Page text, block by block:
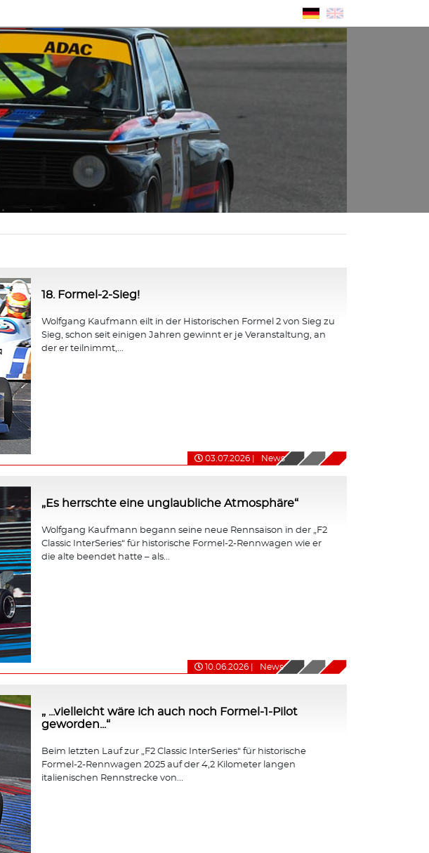
18. Formel-2-Sieg!
Wolfgang Kaufmann eilt in der Historischen Formel 2 von Sieg zu
Sieg, schon seit einigen Jahren gewinnt er je Veranstaltung, an
der er teilnimmt,...
03.07.2026 News
„Es herrschte eine unglaubliche Atmosphäre“
Wolfgang Kaufmann begann seine neue Rennsaison in der „F2
Classic InterSeries“ für historische Formel-2-Rennwagen wie er
die alte beendet hatte – als...
10.06.2026 News
„ ...vielleicht wäre ich auch noch Formel-1-Pilot
geworden...“
Beim letzten Lauf zur „F2 Classic InterSeries“ für historische
Formel-2-Rennwagen 2025 auf der 4,2 Kilometer langen
italienischen Rennstrecke von...